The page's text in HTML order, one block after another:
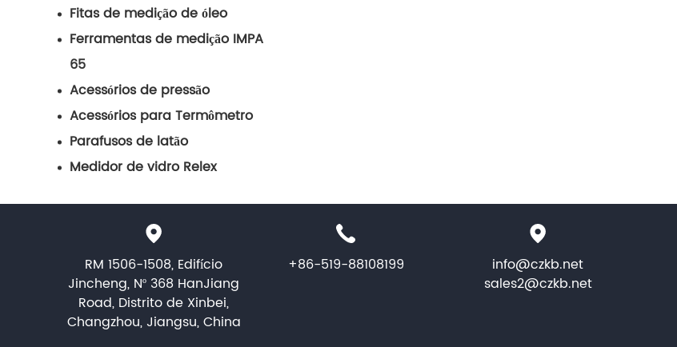
Fitas de medição de óleo
Ferramentas de medição IMPA
65
Acessórios de pressão
Acessórios para Termômetro
Parafusos de latão
Medidor de vidro Relex
RM 1506-1508, Edifício
Jincheng, Nº 368 HanJiang
Road, Distrito de Xinbei,
Changzhou, Jiangsu, China
+86-519-88108199
info@czkb.net
sales2@czkb.net